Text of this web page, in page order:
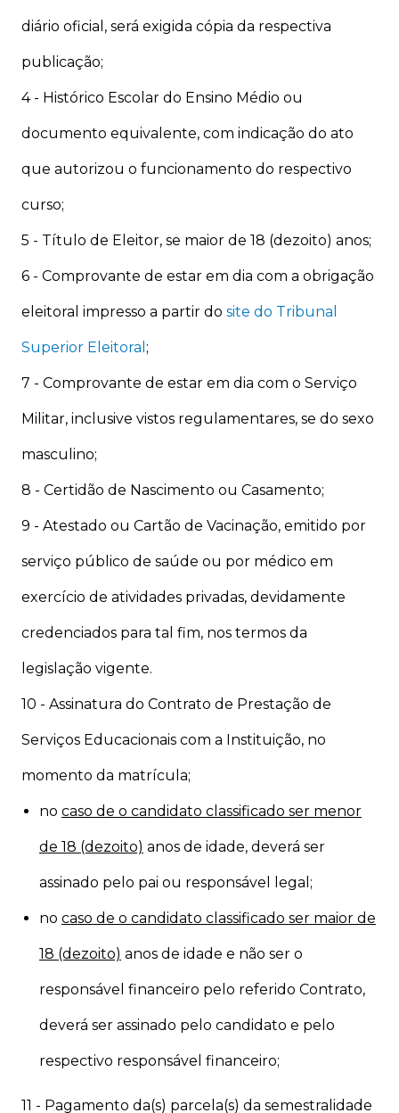
diário oficial, será exigida cópia da respectiva
publicação;
4 - Histórico Escolar do Ensino Médio ou
documento equivalente, com indicação do ato
que autorizou o funcionamento do respectivo
curso;
5 - Título de Eleitor, se maior de 18 (dezoito) anos;
6 - Comprovante de estar em dia com a obrigação
eleitoral impresso a partir do site do Tribunal
Superior Eleitoral ;
7 - Comprovante de estar em dia com o Serviço
Militar, inclusive vistos regulamentares, se do sexo
masculino;
8 - Certidão de Nascimento ou Casamento;
9 - Atestado ou Cartão de Vacinação, emitido por
serviço público de saúde ou por médico em
exercício de atividades privadas, devidamente
credenciados para tal fim, nos termos da
legislação vigente.
10 - Assinatura do Contrato de Prestação de
Serviços Educacionais com a Instituição, no
momento da matrícula;
no caso de o candidato classificado ser menor
de 18 (dezoito) anos de idade, deverá ser
assinado pelo pai ou responsável legal;
no caso de o candidato classificado ser maior de
18 (dezoito) anos de idade e não ser o
responsável financeiro pelo referido Contrato,
deverá ser assinado pelo candidato e pelo
respectivo responsável financeiro;
11 - Pagamento da(s) parcela(s) da semestralidade